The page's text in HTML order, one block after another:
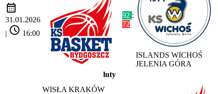
calendar_month
31.01.2026
| schedule 16:00
92 :
72
ISLANDS WICHOŚ
JELENIA GÓRA
luty
WISŁA KRAKÓW